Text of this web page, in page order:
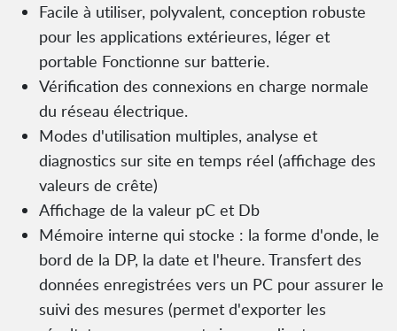
Facile à utiliser, polyvalent, conception robuste
pour les applications extérieures, léger et
portable Fonctionne sur batterie.
Vérification des connexions en charge normale
du réseau électrique.
Modes d'utilisation multiples, analyse et
diagnostics sur site en temps réel (affichage des
valeurs de crête)
Affichage de la valeur pC et Db
Mémoire interne qui stocke : la forme d'onde, le
bord de la DP, la date et l'heure. Transfert des
données enregistrées vers un PC pour assurer le
suivi des mesures (permet d'exporter les